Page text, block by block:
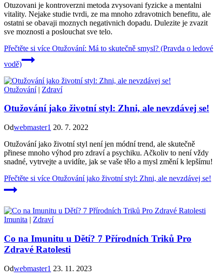
Otuzovani je kontroverzni metoda zvysovani fyzicke a mentalni
vitality. Nejake studie tvrdi, ze ma mnoho zdravotnich benefitu, ale
ostatni se obavaji moznych negativnich dopadu. Dulezite je zvazit
sve moznosti a poslouchat sve telo.
Přečtěte si více Otužování: Má to skutečně smysl? (Pravda o ledové
vodě)
Otužování| Zdraví
Otužování jako životní styl: Zhni, ale nevzdávej se!
Odwebmaster1 20. 7. 2022
Otužování jako životní styl není jen módní trend, ale skutečně
přinese mnoho výhod pro zdraví a psychiku. Ačkoliv to není vždy
snadné, vytrvejte a uvidíte, jak se vaše tělo a mysl změní k lepšímu!
Přečtěte si více Otužování jako životní styl: Zhni, ale nevzdávej se!
Imunita | Zdraví
Co na Imunitu u Dětí? 7 Přírodních Triků Pro
Zdravé Ratolesti
Odwebmaster1 23. 11. 2023